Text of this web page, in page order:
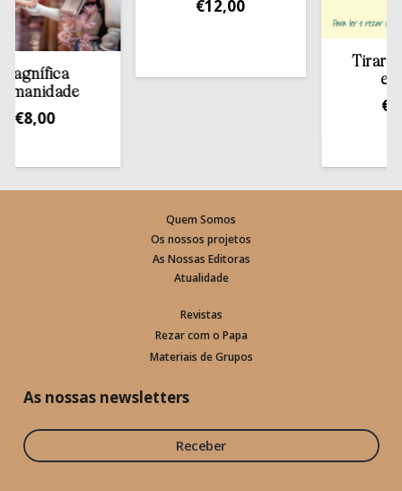
12,00
Tirar a
Quem Somos
Os nossos projetos
As Nossas Editoras
Atualidade
Revistas
Rezar com o Papa
Materiais de Grupos
As nossas newsletters
Receber